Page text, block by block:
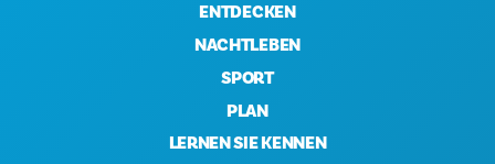
ENTDECKEN
NACHTLEBEN
SPORT
PLAN
LERNEN SIE KENNEN